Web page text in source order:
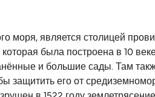
моря, является столицей
была построена в 10
и большие сады. Там
защитить его от